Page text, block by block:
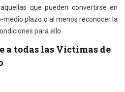
que pueden convertirse en
plazo o al menos reconocer la
para ello.
a todas las Víctimas de